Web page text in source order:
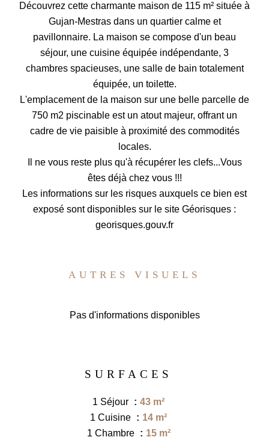
Découvrez cette charmante maison de 115 m² située à
Gujan-Mestras dans un quartier calme et
pavillonnaire. La maison se compose d'un beau
séjour, une cuisine équipée indépendante, 3
chambres spacieuses, une salle de bain totalement
équipée, un toilette.
L'emplacement de la maison sur une belle parcelle de
750 m2 piscinable est un atout majeur, offrant un
cadre de vie paisible à proximité des commodités
locales.
Il ne vous reste plus qu'à récupérer les clefs...Vous
êtes déjà chez vous !!!
Les informations sur les risques auxquels ce bien est
exposé sont disponibles sur le site Géorisques :
georisques.gouv.fr
AUTRES VISUELS
Pas d'informations disponibles
SURFACES
1 Séjour
43 m²
1 Cuisine
14 m²
1 Chambre
15 m²